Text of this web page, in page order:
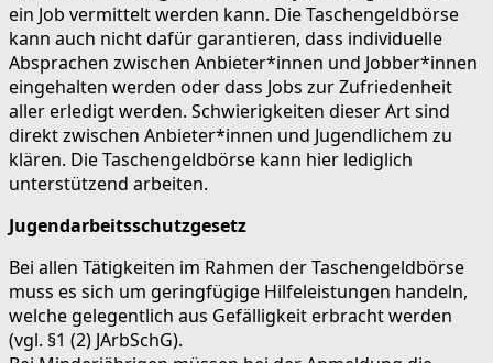
ein Job vermittelt werden kann. Die Taschengeldbörse
kann auch nicht dafür garantieren, dass individuelle
Absprachen zwischen Anbieter*innen und Jobber*innen
eingehalten werden oder dass Jobs zur Zufriedenheit
aller erledigt werden. Schwierigkeiten dieser Art sind
direkt zwischen Anbieter*innen und Jugendlichem zu
klären. Die Taschengeldbörse kann hier lediglich
unterstützend arbeiten.
Jugendarbeitsschutzgesetz
Bei allen Tätigkeiten im Rahmen der Taschengeldbörse
muss es sich um geringfügige Hilfeleistungen handeln,
welche gelegentlich aus Gefälligkeit erbracht werden
(vgl. §1 (2) JArbSchG).